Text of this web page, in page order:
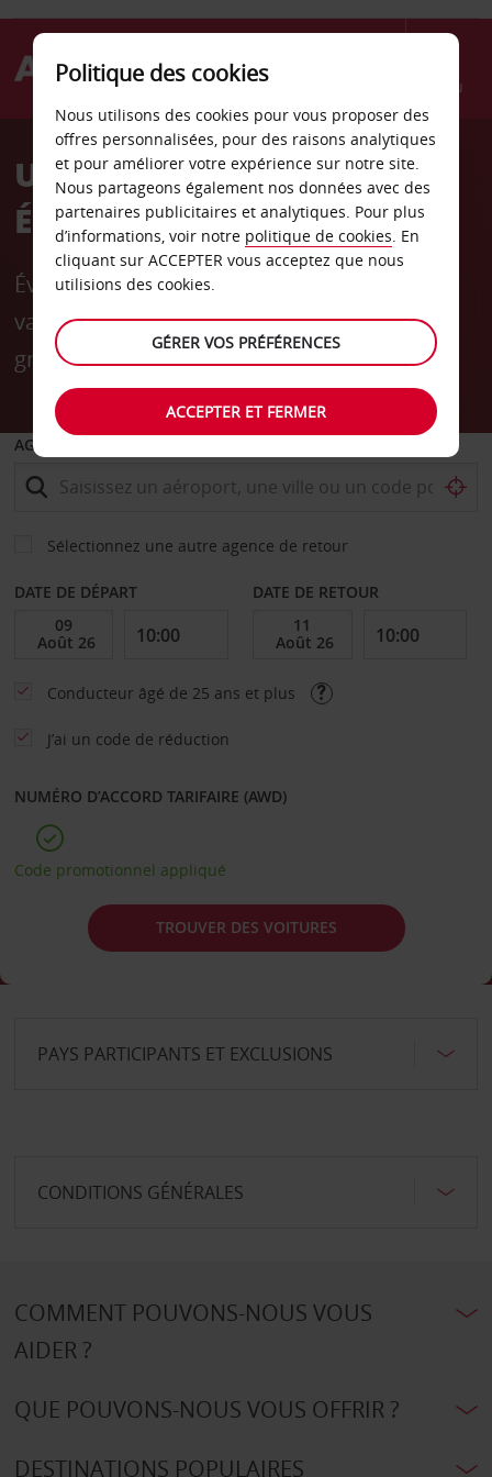
Menu
Un avant-goût d’été:
Économisez jusqu’à 20 %
Évitez la précipitation des voyages pour les
vacances grâce à l’annulation flexible et
gratuite.
AGENCE DE DÉPART
Sélectionnez une autre agence de retour
DATE DE DÉPART DATE DE RETOUR
Conducteur âgé de 25 ans et plus
J’ai un code de réduction
NUMÉRO D’ACCORD TARIFAIRE (AWD)
Code promotionnel appliqué
TROUVER DES VOITURES
PAYS PARTICIPANTS ET EXCLUSIONS
CONDITIONS GÉNÉRALES
COMMENT POUVONS-NOUS VOUS
AIDER ?
QUE POUVONS-NOUS VOUS OFFRIR ?
DESTINATIONS POPULAIRES
Politique des cookies
Nous utilisons des cookies pour vous proposer des
offres personnalisées, pour des raisons analytiques
et pour améliorer votre expérience sur notre site.
Nous partageons également nos données avec des
partenaires publicitaires et analytiques. Pour plus
d’informations, voir notre politique de cookies. En
cliquant sur ACCEPTER vous acceptez que nous
utilisions des cookies.
GÉRER VOS PRÉFÉRENCES
ACCEPTER ET FERMER